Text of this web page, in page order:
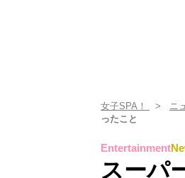
女子SPA！ ニ
ったこと
Entertainment
スーパ